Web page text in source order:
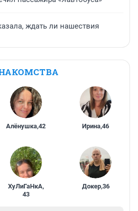
ждать ли нашествия
Алёнушка,42 Ирина,46
ХуЛиГаНкА,
43
Докер,36